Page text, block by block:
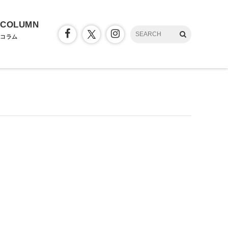
COLUMN
コラム